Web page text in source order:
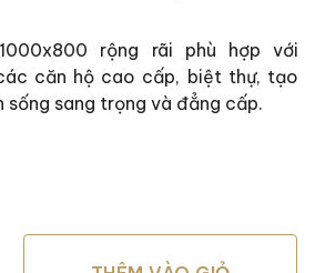
rộng rãi phù hợp với
căn hộ cao cấp, biệt thự, tạo
sống sang trọng và đẳng cấp.
Lorenzo Casa số lượng